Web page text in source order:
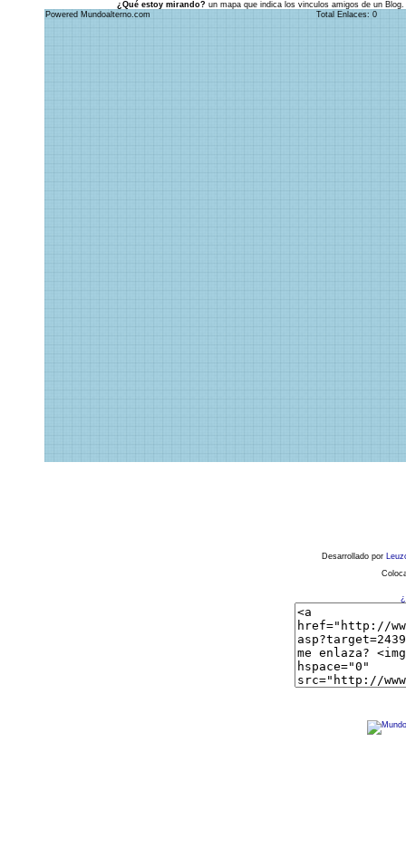
¿Qué estoy mirando? un mapa que indica los vinculos amigos de un
Powered Mundoalterno.com
Total Enlaces: 0
Desarrollado por